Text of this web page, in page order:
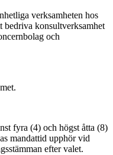
verksamheten hos
bedriva konsultverksamhet
och
fyra (4) och högst åtta (8)
mandattid upphör vid
efter valet.